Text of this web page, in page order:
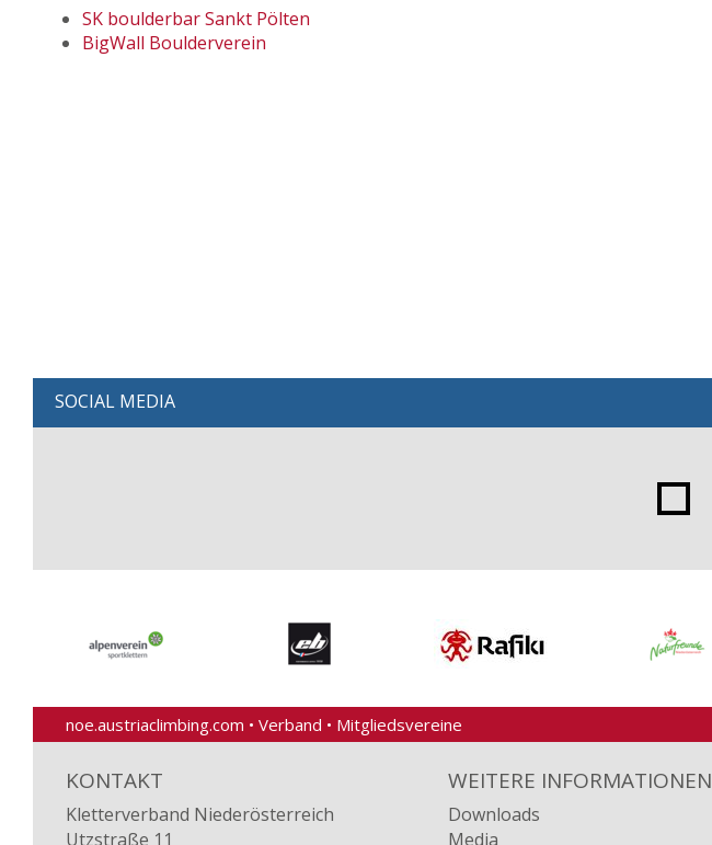
SK boulderbar Sankt Pölten
BigWall Boulderverein
SOCIAL MEDIA
noe.austriaclimbing.com • Verband • Mitgliedsvereine
KONTAKT
Kletterverband Niederösterreich
Utzstraße 11
WEITERE INFORMATIONEN
Downloads
Media